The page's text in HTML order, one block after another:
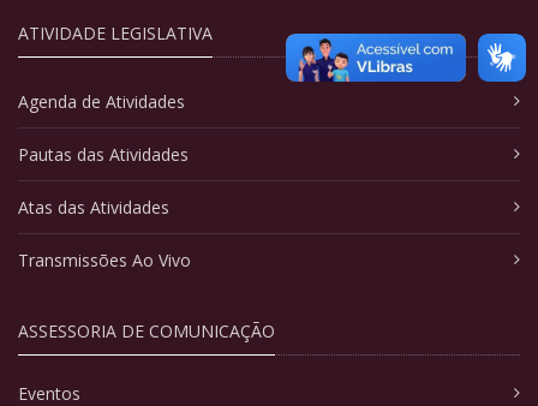
ATIVIDADE LEGISLATIVA
Agenda de Atividades
Pautas das Atividades
Atas das Atividades
Transmissões Ao Vivo
ASSESSORIA DE COMUNICAÇÃO
Eventos